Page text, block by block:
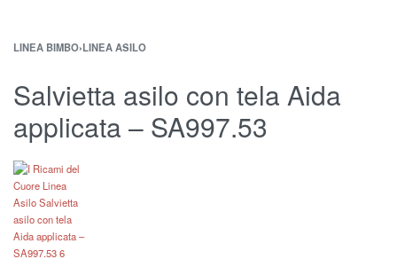
LINEA BIMBO›LINEA ASILO
Salvietta asilo con tela Aida
applicata – SA997.53